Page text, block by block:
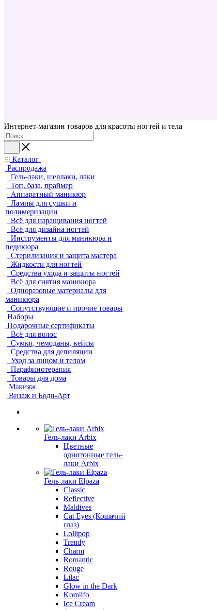
Интернет-магазин товаров для красоты ногтей и тела
Каталог
Распродажа
Гель-лаки, шеллаки, лаки
Топ, база, праймер
Аппаратный маникюр
Лампы для сушки и
полимеризации
Всё для наращивания ногтей
Всё для дизайна ногтей
Инструменты для маникюра и
педикюра
Стерилизация и защита мастера
Жидкости для ногтей
Средства ухода и защиты ногтей
Всё для снятия маникюра
Одноразовые материалы для
маникюра
Сопутствующие и прочие товары
Наборы
Подарочные сертификаты
Всё для волос
Сумки, чемоданы, кейсы
Средства для депиляции
Уход за лицом и телом
Парафинотерапия
Товары для дома
Макияж
Визаж и Боди-Арт
Гель-лаки Arbix
Цветные
однотонные гель-
лаки Arbix
Гель-лаки Elpaza
Classic
Reflective
Maldives
Cat Eyes (Кошачий
глаз)
Lollipop
Trendy
Charm
Romantic
Rouge
Lilac
Glow in the Dark
Komilfo
Ice Cream